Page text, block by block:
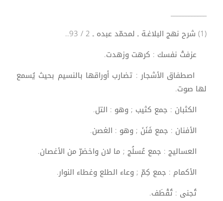
____________
(1) شرح نهج البلاغـة ـ لمحمّد عبده ـ 2 / 93..
عزفتْ نفسك : كرهت وزهدت.
اصطفاق الأشجار : تضارب أوراقها بالنسيم بحيث يُسمع
لها صوت.
الكثبان : جمع كثيب ; وهو : التل.
الأفنان : جمع فَنَنَ ; وهو : الغصن.
العساليج : جمع عُسلُج ; ما لان واخضرّ من الأغصان.
الأكمام : جمع كِمّ ; وعاء الطلع وغطاء النوار.
تُجنى : تُقْطَف.